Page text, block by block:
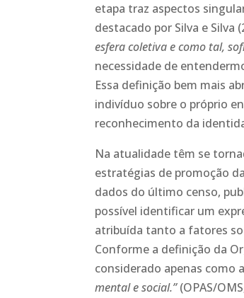
etapa traz aspectos
destacado por Silva e Silva
esfera coletiva e como tal,
necessidade de
Essa definição bem mais
indivíduo sobre o próprio
reconhecimento da
Na atualidade têm se
estratégias de promoção
dados do último censo,
possível identificar um
atribuída tanto a fatores
Conforme a definição da
considerado apenas como
mental e social.”(OPAS/